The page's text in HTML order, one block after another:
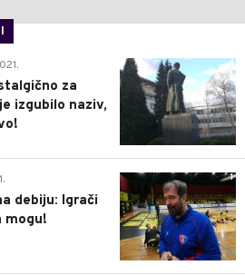
4
za
izgubilo naziv,
1
debiju: Igrači
mogu!